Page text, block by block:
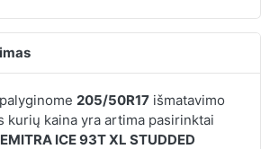
205/50R17išmatavimo
kurių kaina yra artima pasirinktai
ICE 93T XL STUDDED